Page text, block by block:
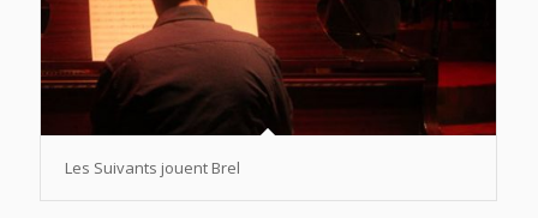
Les Suivants jouent Brel